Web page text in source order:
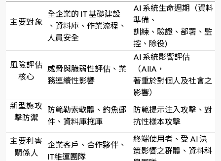
主要對象
全企業的 IT 基礎建設
、資料庫、作業流程、
人員安全
AI 系統生命週期（資料
準備、
訓練、驗證、部署、監
控、除役)
風險評估
核心
威脅與脆弱性評估、業
務連續性影響
AI 系統影響評估
（AIIA，
著重於對個人及社會之
影響）
新型態攻
擊防禦
防範勒索軟體、釣魚郵
件、資料庫拖庫
防範提示注入攻擊、對
抗性樣本攻擊
主要利害
關係人
企業客戶、合作夥伴、
IT維運團隊
終端使用者、受 AI 決
策影響之群體、資料科